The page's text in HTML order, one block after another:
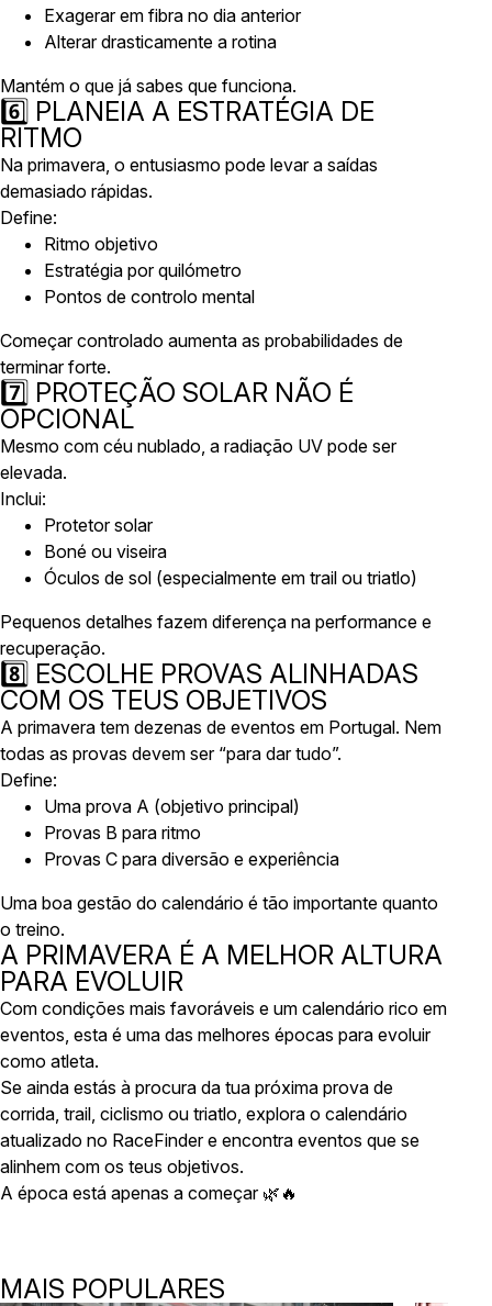
Exagerar em fibra no dia anterior
Alterar drasticamente a rotina
Mantém o que já sabes que funciona.
6️⃣ PLANEIA A ESTRATÉGIA DE
RITMO
Na primavera, o entusiasmo pode levar a saídas
demasiado rápidas.
Define:
Ritmo objetivo
Estratégia por quilómetro
Pontos de controlo mental
Começar controlado aumenta as probabilidades de
terminar forte.
7️⃣ PROTEÇÃO SOLAR NÃO É
OPCIONAL
Mesmo com céu nublado, a radiação UV pode ser
elevada.
Inclui:
Protetor solar
Boné ou viseira
Óculos de sol (especialmente em trail ou triatlo)
Pequenos detalhes fazem diferença na performance e
recuperação.
8️⃣ ESCOLHE PROVAS ALINHADAS
COM OS TEUS OBJETIVOS
A primavera tem dezenas de eventos em Portugal. Nem
todas as provas devem ser “para dar tudo”.
Define:
Uma prova A (objetivo principal)
Provas B para ritmo
Provas C para diversão e experiência
Uma boa gestão do calendário é tão importante quanto
o treino.
A PRIMAVERA É A MELHOR ALTURA
PARA EVOLUIR
Com condições mais favoráveis e um calendário rico em
eventos, esta é uma das melhores épocas para evoluir
como atleta.
Se ainda estás à procura da tua próxima prova de
corrida, trail, ciclismo ou triatlo, explora o calendário
atualizado no RaceFinder e encontra eventos que se
alinhem com os teus objetivos.
A época está apenas a começar 🌿🔥
MAIS POPULARES